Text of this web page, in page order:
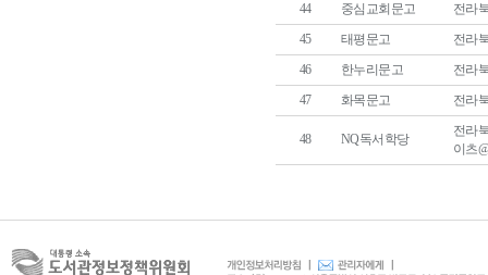
44
중심교회문고
전라
45
태평문고
전라
46
한누리문고
전라
47
화목문고 전라
48 NQ독서학당
전라
이츠